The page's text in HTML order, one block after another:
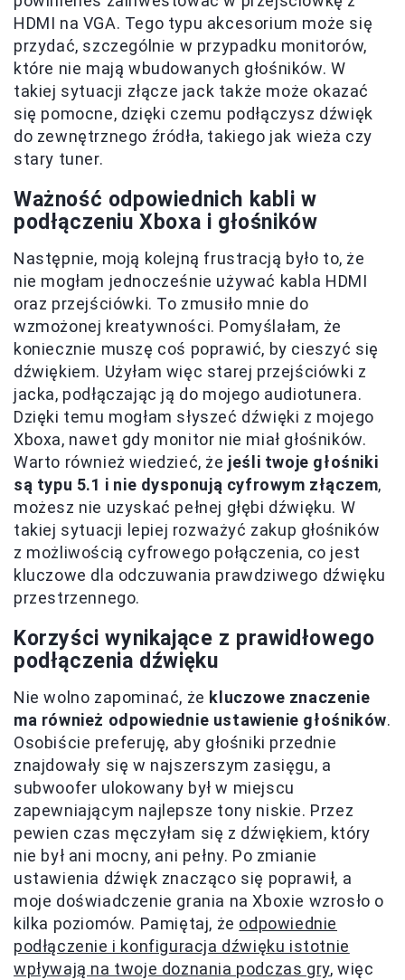
HDMI na VGA. Tego typu akcesorium może się
przydać, szczególnie w przypadku monitorów,
które nie mają wbudowanych głośników. W
takiej sytuacji złącze jack także może okazać
się pomocne, dzięki czemu podłączysz dźwięk
do zewnętrznego źródła, takiego jak wieża czy
stary tuner.
Ważność odpowiednich kabli w
podłączeniu Xboxa i głośników
Następnie, moją kolejną frustracją było to, że
nie mogłam jednocześnie używać kabla HDMI
oraz przejściówki. To zmusiło mnie do
wzmożonej kreatywności. Pomyślałam, że
koniecznie muszę coś poprawić, by cieszyć się
dźwiękiem. Użyłam więc starej przejściówki z
jacka, podłączając ją do mojego audiotunera.
Dzięki temu mogłam słyszeć dźwięki z mojego
Xboxa, nawet gdy monitor nie miał głośników.
Warto również wiedzieć, że jeśli twoje głośniki
są typu 5.1 i nie dysponują cyfrowym złączem,
możesz nie uzyskać pełnej głębi dźwięku. W
takiej sytuacji lepiej rozważyć zakup głośników
z możliwością cyfrowego połączenia, co jest
kluczowe dla odczuwania prawdziwego dźwięku
przestrzennego.
Korzyści wynikające z prawidłowego
podłączenia dźwięku
Nie wolno zapominać, że kluczowe znaczenie
ma również odpowiednie ustawienie głośników.
Osobiście preferuję, aby głośniki przednie
znajdowały się w najszerszym zasięgu, a
subwoofer ulokowany był w miejscu
zapewniającym najlepsze tony niskie. Przez
pewien czas męczyłam się z dźwiękiem, który
nie był ani mocny, ani pełny. Po zmianie
ustawienia dźwięk znacząco się poprawił, a
moje doświadczenie grania na Xboxie wzrosło o
kilka poziomów. Pamiętaj, że odpowiednie
podłączenie i konfiguracja dźwięku istotnie
wpływają na twoje doznania podczas gry, więc